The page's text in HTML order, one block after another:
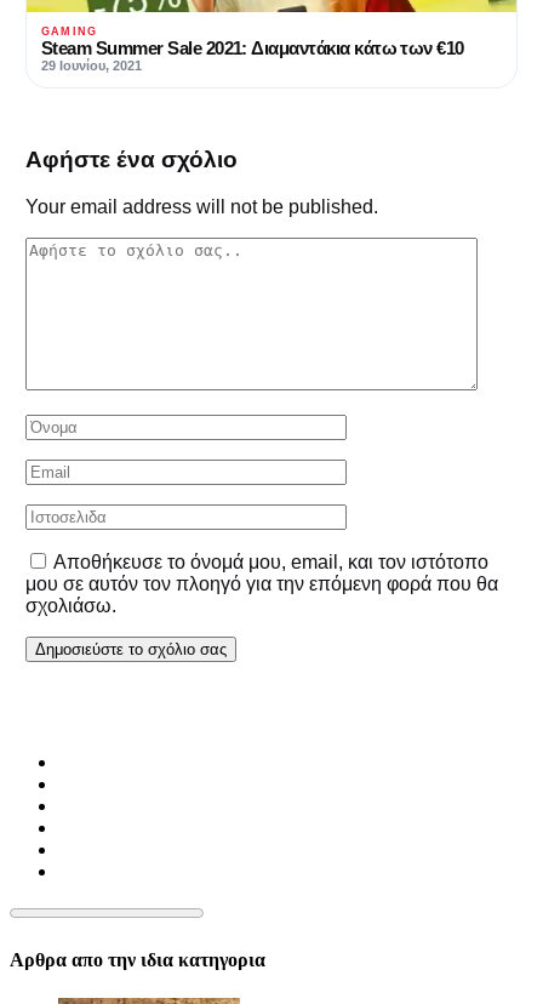
GAMING
Steam Summer Sale 2021: Διαμαντάκια κάτω των €10
29 Ιουνίου, 2021
Αφήστε ένα σχόλιο
Your email address will not be published.
Αποθήκευσε το όνομά μου, email, και τον ιστότοπο
μου σε αυτόν τον πλοηγό για την επόμενη φορά που θα
σχολιάσω.
Αρθρα απο την ιδια κατηγορια